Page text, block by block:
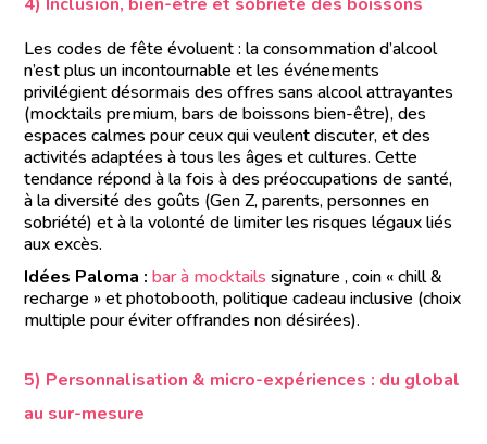
Les codes de fête évoluent : la consommation d’alcool
n’est plus un incontournable et les événements
privilégient désormais des offres sans alcool attrayantes
(mocktails premium, bars de boissons bien-être), des
espaces calmes pour ceux qui veulent discuter, et des
activités adaptées à tous les âges et cultures. Cette
tendance répond à la fois à des préoccupations de santé,
à la diversité des goûts (Gen Z, parents, personnes en
sobriété) et à la volonté de limiter les risques légaux liés
aux excès.
Idées Paloma : bar à mocktails signature , coin « chill &
recharge » et photobooth, politique cadeau inclusive (choix
multiple pour éviter offrandes non désirées).
5) Personnalisation & micro-expériences : du global
au sur-mesure